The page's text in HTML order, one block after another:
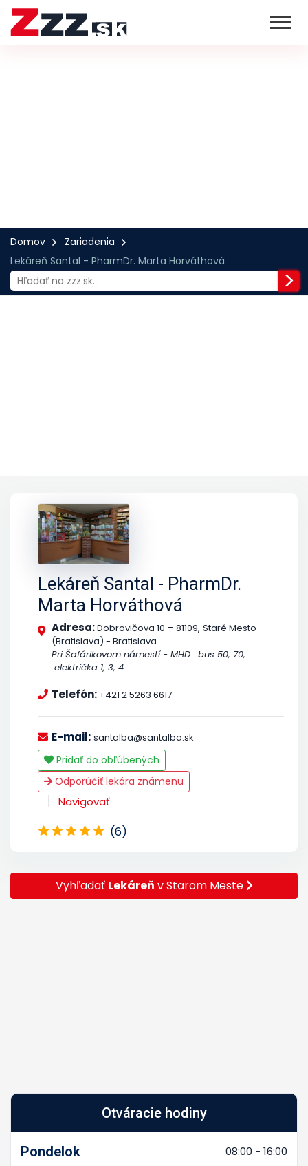
Domov
Zariadenia
Lekáreň Santal - PharmDr. Marta Horváthová
Lekáreň Santal - PharmDr.
Marta Horváthová
Adresa:Dobrovičova 10 - 81109, Staré Mesto
(Bratislava) - Bratislava
Pri Šafárikovom námestí - MHD: bus 50, 70,
električka 1, 3, 4
Telefón: +421 2 5263 6617
E-mail: santalba@santalba.sk
Pridať do obľúbených
Odporúčiť lekára známenu
Navigovať
(6)
Vyhľadať Lekáreň v Starom Meste
Otváracie hodiny
Pondelok 08:00 - 16:00